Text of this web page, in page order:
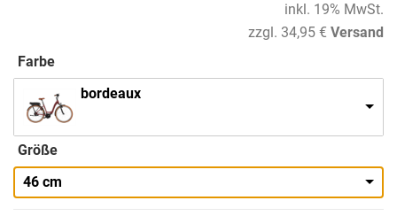
inkl. 19% MwSt.
zzgl. 34,95 € Versand
Farbe
bordeaux
Größe
46 cm